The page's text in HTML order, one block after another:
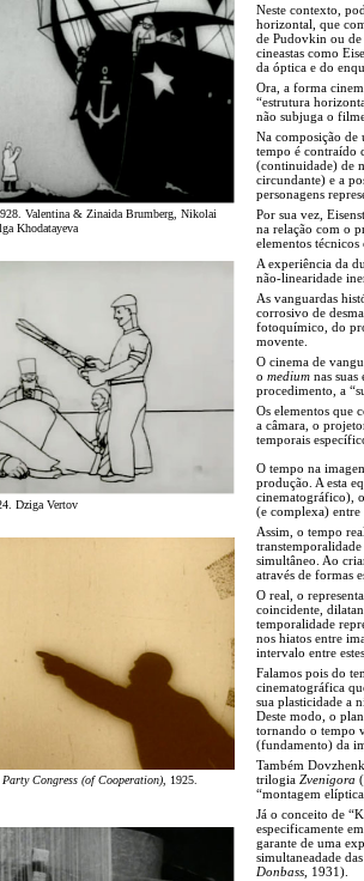
Valentina & Zinaida Brumberg, Nikolai
Khodatayeva
Dziga Vertov
Congress (of Cooperation) , 1925.
Neste contexto,
horizontal, que
de Pudovkin ou
cineastas como
da óptica e do
Ora, a forma
“estrutura
não subjuga o
Na composição de
tempo é contraído
(continuidade) de
circundante) e a
personagens
Por sua vez,
na relação com o
elementos
A experiência da
não-linearidade
As vanguardas
corrosivo de
fotoquímico, do
movente.
O cinema de
o medium nas
procedimento, a
Os elementos que
a câmara, o
temporais
O tempo na
produção. A esta
cinematográfico),
(e complexa) entre
Assim, o tempo
simultâneo. Ao
através de formas
O real, o
coincidente,
temporalidade
nos hiatos entre
intervalo entre
Falamos pois do
cinematográfica
sua plasticidade a
Deste modo, o
tornando o tempo
(fundamento) da
Também
trilogia Zvenigora
“montagem
Já o conceito de
especificamente em
garante de uma
simultaneadade
Donbass , 1931).